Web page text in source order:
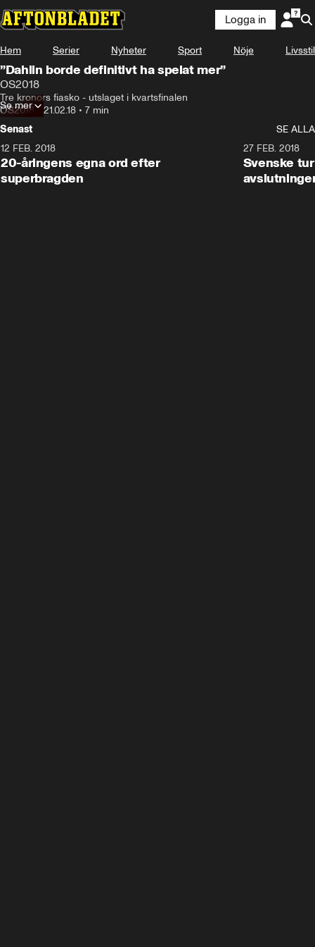
Logga in
Hem Serier Nyheter Sport Nöje Livsstil
”Dahlin borde definitivt ha spelat mer”
OS2018
Tre kronors fiasko - utslaget i kvartsfinalen
OS2018• 21.02.18 • 7 min
Se mer
Senast
SE ALLA
12 FEB. 2018
20-åringens egna ord efter
superbragden
27 FEB. 2018
Svenske